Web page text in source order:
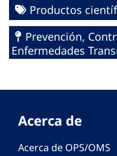
Productos
Prevención,
Enfermedades
Acerca de
Acerca de OPS/OMS